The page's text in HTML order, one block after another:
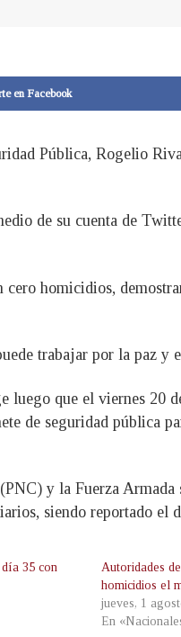
en Facebook
Pública, Rogelio
de su cuenta de
cero homicidios,
trabajar por la paz y
luego que el viernes 20
de seguridad pública
y la Fuerza Armada
siendo reportado el
35 con
Autoridades
homicidios el
jueves, 1
En